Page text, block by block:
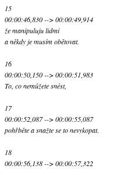
15
00:00:46,830 --> 00:00:49,914
že manipuluju lidmi
a někdy je musím obětovat.
16
00:00:50,150 --> 00:00:51,983
To, co nemůžete snést,
17
00:00:52,087 --> 00:00:55,087
pohřběte a snažte se to nevykopat.
18
00:00:56,138 --> 00:00:57,322